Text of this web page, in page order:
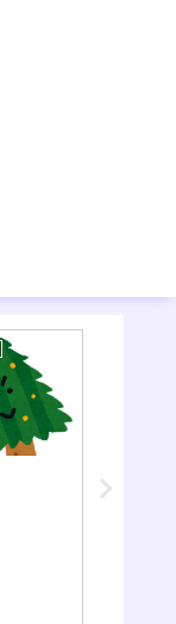
書類の
時に役